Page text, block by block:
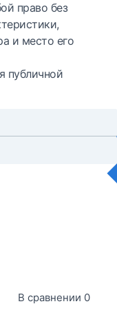
право без
и место его
публичной
В сравнении 0